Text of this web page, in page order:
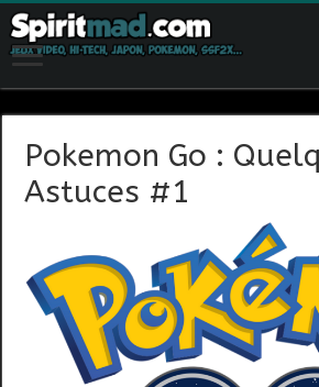
Pokemon Go :
Astuces #1